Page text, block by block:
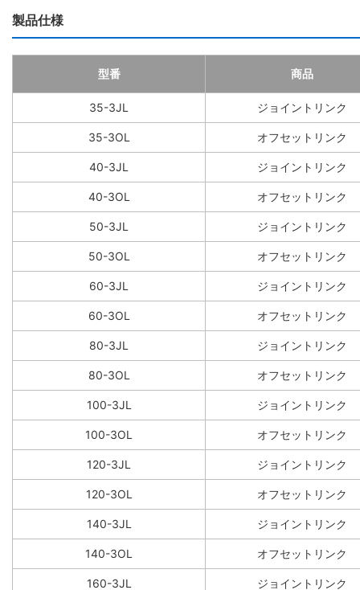
製品仕様
型番 商品
35-3JL ジョイントリンク
35-3OL オフセットリンク
40-3JL ジョイントリンク
40-3OL オフセットリンク
50-3JL ジョイントリンク
50-3OL オフセットリンク
60-3JL ジョイントリンク
60-3OL オフセットリンク
80-3JL ジョイントリンク
80-3OL オフセットリンク
100-3JL ジョイントリンク
100-3OL オフセットリンク
120-3JL ジョイントリンク
120-3OL オフセットリンク
140-3JL ジョイントリンク
140-3OL オフセットリンク
160-3JL ジョイントリンク